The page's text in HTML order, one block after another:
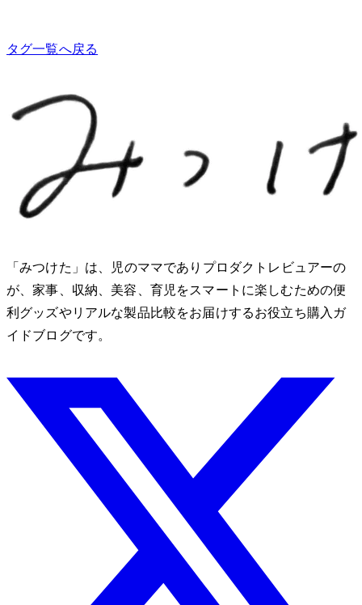
タグ一覧へ戻る
「みつけた」は、2児のママでありプロダクトレビュアーのMio
が、家事、収納、美容、育児をスマートに楽しむための便
利グッズやリアルな製品比較をお届けするお役立ち購入ガ
イドブログです。